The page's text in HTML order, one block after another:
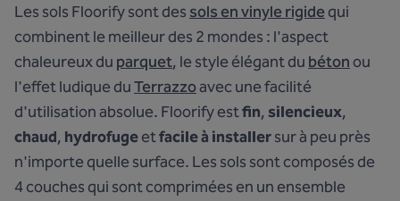
Les sols Floorify sont des sols en vinyle rigidequi
combinent le meilleur des 2 mondes : l'aspect
chaleureux du parquet, le style élégant du bétonou
l'effet ludique duTerrazzoavec une facilité
d'utilisation absolue. Floorify estfin,silencieux,
chaud, hydrofugeetfacile à installersur à peu près
n'importe quelle surface. Les sols sont composés de
4 couches qui sont comprimées en un ensemble